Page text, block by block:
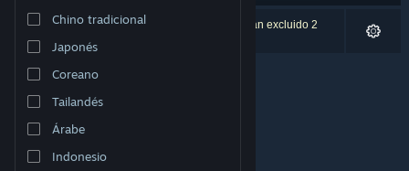
Cambiar idioma
Obtener la aplicación de Steam Mobile
Ver versión clásica
Chino tradicional
Japonés
Coreano
Tailandés
Árabe
Indonesio
0 resultado(s) coinciden con la búsqueda. Se han excluido 2
títulos según tus preferencias.